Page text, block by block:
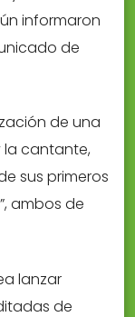
informaron
de
de una
la cantante,
sus primeros
ambos de
lanzar
de